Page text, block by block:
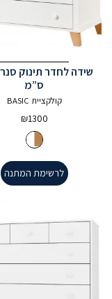
ס”מ
קולקציית BASIC
₪1300
לרשימת המתנה